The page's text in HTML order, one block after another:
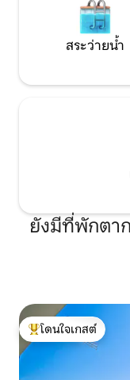
สระว่ายน้ำ
ยังมีที่พักตา
โดนใจเกสต์ที่สุด
โดนใจเกสต์